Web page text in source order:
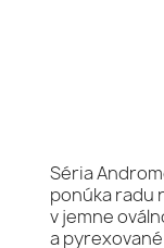
Séria
ponúka radu
v jemne
a